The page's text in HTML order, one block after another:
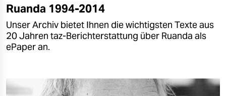
Ruanda 1994-2014
Unser Archiv bietet Ihnen die wichtigsten Texte aus
20 Jahren taz-Berichterstattung über Ruanda als
ePaper an.